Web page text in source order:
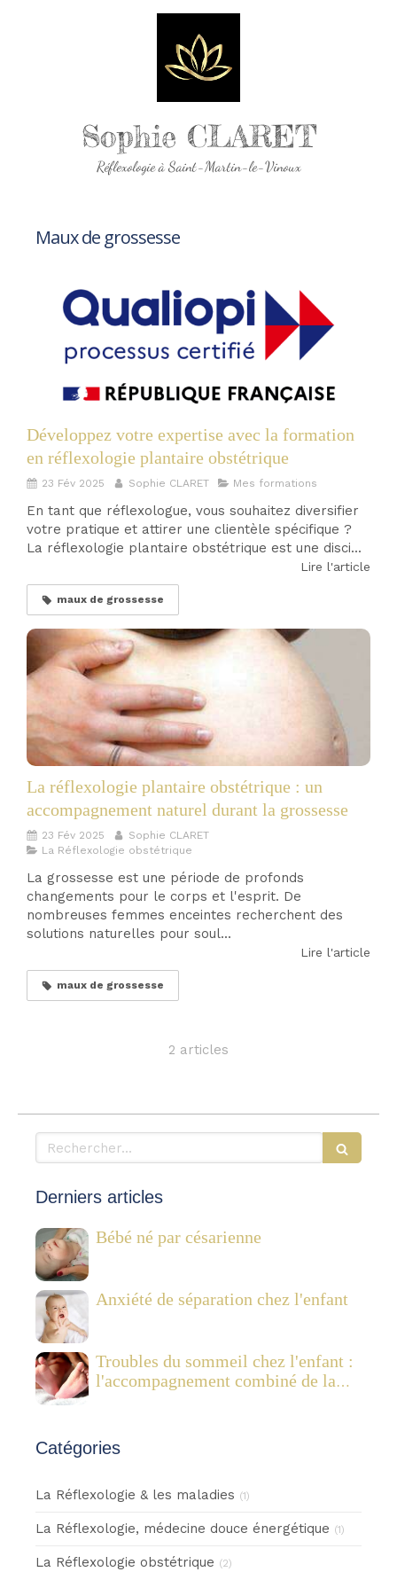
Sophie CLARET
Réflexologie à Saint-Martin-le-Vinoux
Maux de grossesse
Développez votre expertise avec la formation
en réflexologie plantaire obstétrique
23 Fév 2025 Sophie CLARET Mes formations
En tant que réflexologue, vous souhaitez diversifier
votre pratique et attirer une clientèle spécifique ?
La réflexologie plantaire obstétrique est une disci...
Lire l'article
maux de grossesse
La réflexologie plantaire obstétrique : un
accompagnement naturel durant la grossesse
23 Fév 2025
Sophie CLARET
La Réflexologie obstétrique
La grossesse est une période de profonds
changements pour le corps et l'esprit. De
nombreuses femmes enceintes recherchent des
solutions naturelles pour soul...
Lire l'article
maux de grossesse
2 articles
Rechercher
Derniers articles
Bébé né par césarienne
Anxiété de séparation chez l'enfant
Troubles du sommeil chez l'enfant :
l'accompagnement combiné de la
Catégories
La Réflexologie & les maladies (1)
La Réflexologie, médecine douce énergétique (1)
La Réflexologie obstétrique (2)